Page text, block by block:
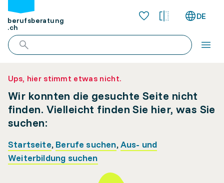
berufsberatung
.ch
DE
Ups, hier stimmt etwas nicht.
Wir konnten die gesuchte Seite nicht
finden. Vielleicht finden Sie hier, was Sie
suchen:
Startseite, Berufe suchen,Aus- und
Weiterbildung suchen